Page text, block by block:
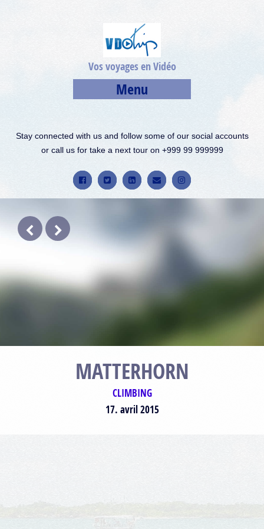
Vos voyages en Vidéo
Menu
Stay connected with us and follow some of our social accounts
or call us for take a next tour on +999 99 999999
MATTERHORN
CLIMBING
17. avril 2015